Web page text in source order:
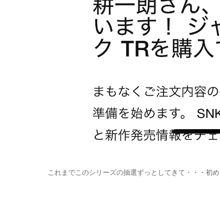
これまでこのシリーズの抽選ずっとしてきて・・・初